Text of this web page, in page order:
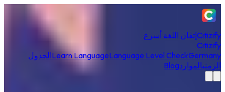
Citizifyإتقان اللغة أسرع
Citizify
Learn LanguageLanguage Level CheckGermany
الجدول
الزمنيالمواردBlog